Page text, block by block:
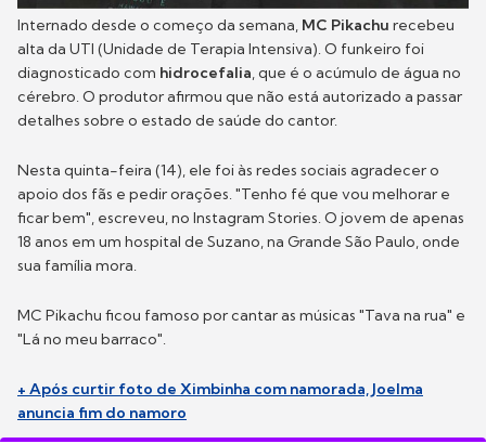
Internado desde o começo da semana, MC Pikachu recebeu
alta da UTI (Unidade de Terapia Intensiva). O funkeiro foi
diagnosticado com hidrocefalia, que é o acúmulo de água no
cérebro. O produtor afirmou que não está autorizado a passar
detalhes sobre o estado de saúde do cantor.
Nesta quinta-feira (14), ele foi às redes sociais agradecer o
apoio dos fãs e pedir orações. "Tenho fé que vou melhorar e
ficar bem", escreveu, no Instagram Stories. O jovem de apenas
18 anos em um hospital de Suzano, na Grande São Paulo, onde
sua família mora.
MC Pikachu ficou famoso por cantar as músicas "Tava na rua" e
"Lá no meu barraco".
+ Após curtir foto de Ximbinha com namorada, Joelma
anuncia fim do namoro